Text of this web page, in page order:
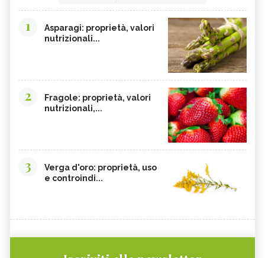
1
Asparagi: proprietà, valori
nutrizionali...
2
Fragole: proprietà, valori
nutrizionali,...
3
Verga d'oro: proprietà, uso
e controindi...